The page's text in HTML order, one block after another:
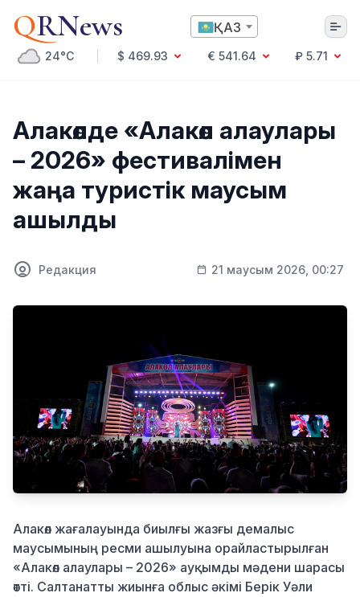
QRNews ҚАЗ
24°C $ 469.93 € 541.64
₽ 5.71
Саясат
Технология
Экономика
Қоғам
Білім және Ғылым
Спорт
Алакөлде «Алакөл алаулары
– 2026» фестивалімен
жаңа туристік маусым
ашылды
Редакция 21 маусым 2026, 00:27
Алакөл жағалауында биылғы жазғы демалыс
маусымының ресми ашылуына орайластырылған
«Алакөл алаулары – 2026» ауқымды мәдени шарасы
өтті. Салтанатты жиынға облыс әкімі Берік Уәли